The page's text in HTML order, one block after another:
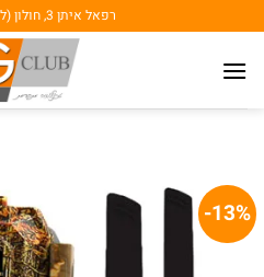
to
content
רפאל איתן 3, חולון (לתאם טלפונית)
13%-